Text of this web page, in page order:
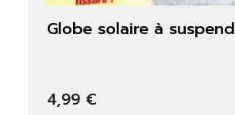
globe solaire à
4,99 €